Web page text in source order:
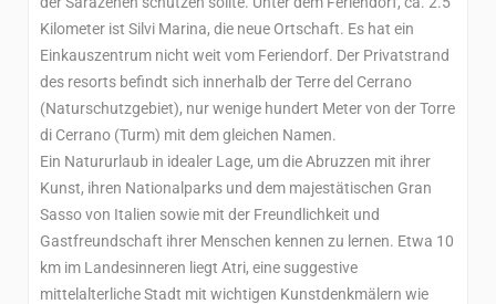
Kilometer ist Silvi Marina, die neue Ortschaft. Es hat ein
Einkauszentrum nicht weit vom Feriendorf. Der Privatstrand
des resorts befindt sich innerhalb der Terre del Cerrano
(Naturschutzgebiet), nur wenige hundert Meter von der Torre
di Cerrano (Turm) mit dem gleichen Namen.
Ein Natururlaub in idealer Lage, um die Abruzzen mit ihrer
Kunst, ihren Nationalparks und dem majestätischen Gran
Sasso von Italien sowie mit der Freundlichkeit und
Gastfreundschaft ihrer Menschen kennen zu lernen. Etwa 10
km im Landesinneren liegt Atri, eine suggestive
mittelalterliche Stadt mit wichtigen Kunstdenkmälern wie